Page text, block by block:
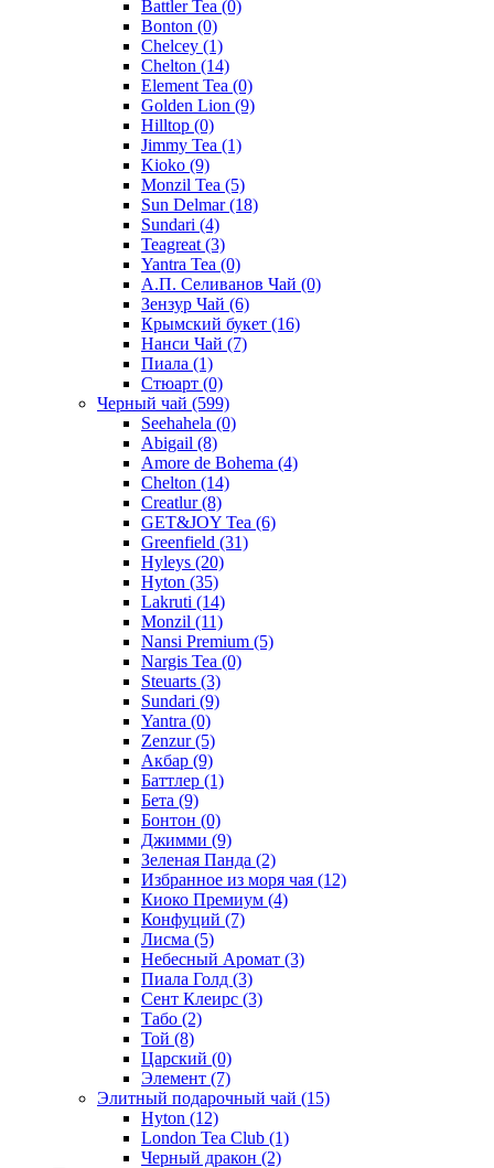
Battler Tea (0)
Bonton (0)
Chelcey (1)
Chelton (14)
Element Tea (0)
Golden Lion (9)
Hilltop (0)
Jimmy Tea (1)
Kioko (9)
Monzil Tea (5)
Sun Delmar(18)
Sundari (4)
Teagreat (3)
Yantra Tea (0)
А.П. Селиванов Чай (0)
Зензур Чай (6)
Крымский букет (16)
Нанси Чай (7)
Пиала (1)
Стюарт (0)
Черный чай (599)
Seehahela (0)
Abigail (8)
Amore de Bohema (4)
Chelton (14)
Creatlur(8)
GET&JOY Tea (6)
Greenfield (31)
Hyleys (20)
Hyton (35)
Lakruti (14)
Monzil (11)
Nansi Premium (5)
Nargis Tea (0)
Steuarts (3)
Sundari (9)
Yantra (0)
Zenzur(5)
Акбар (9)
Баттлер (1)
Бета (9)
Бонтон (0)
Джимми (9)
Зеленая Панда (2)
Избранное из моря чая (12)
Киоко Премиум (4)
Конфуций (7)
Лисма (5)
Небесный Аромат (3)
Пиала Голд (3)
Сент Клеирс (3)
Табо (2)
Той (8)
Царский (0)
Элемент (7)
Элитный подарочный чай (15)
Hyton (12)
London Tea Club (1)
Черный дракон (2)